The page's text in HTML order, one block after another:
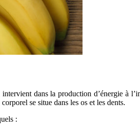
dans la production d’énergie à
se situe dans les os et les dents.
: